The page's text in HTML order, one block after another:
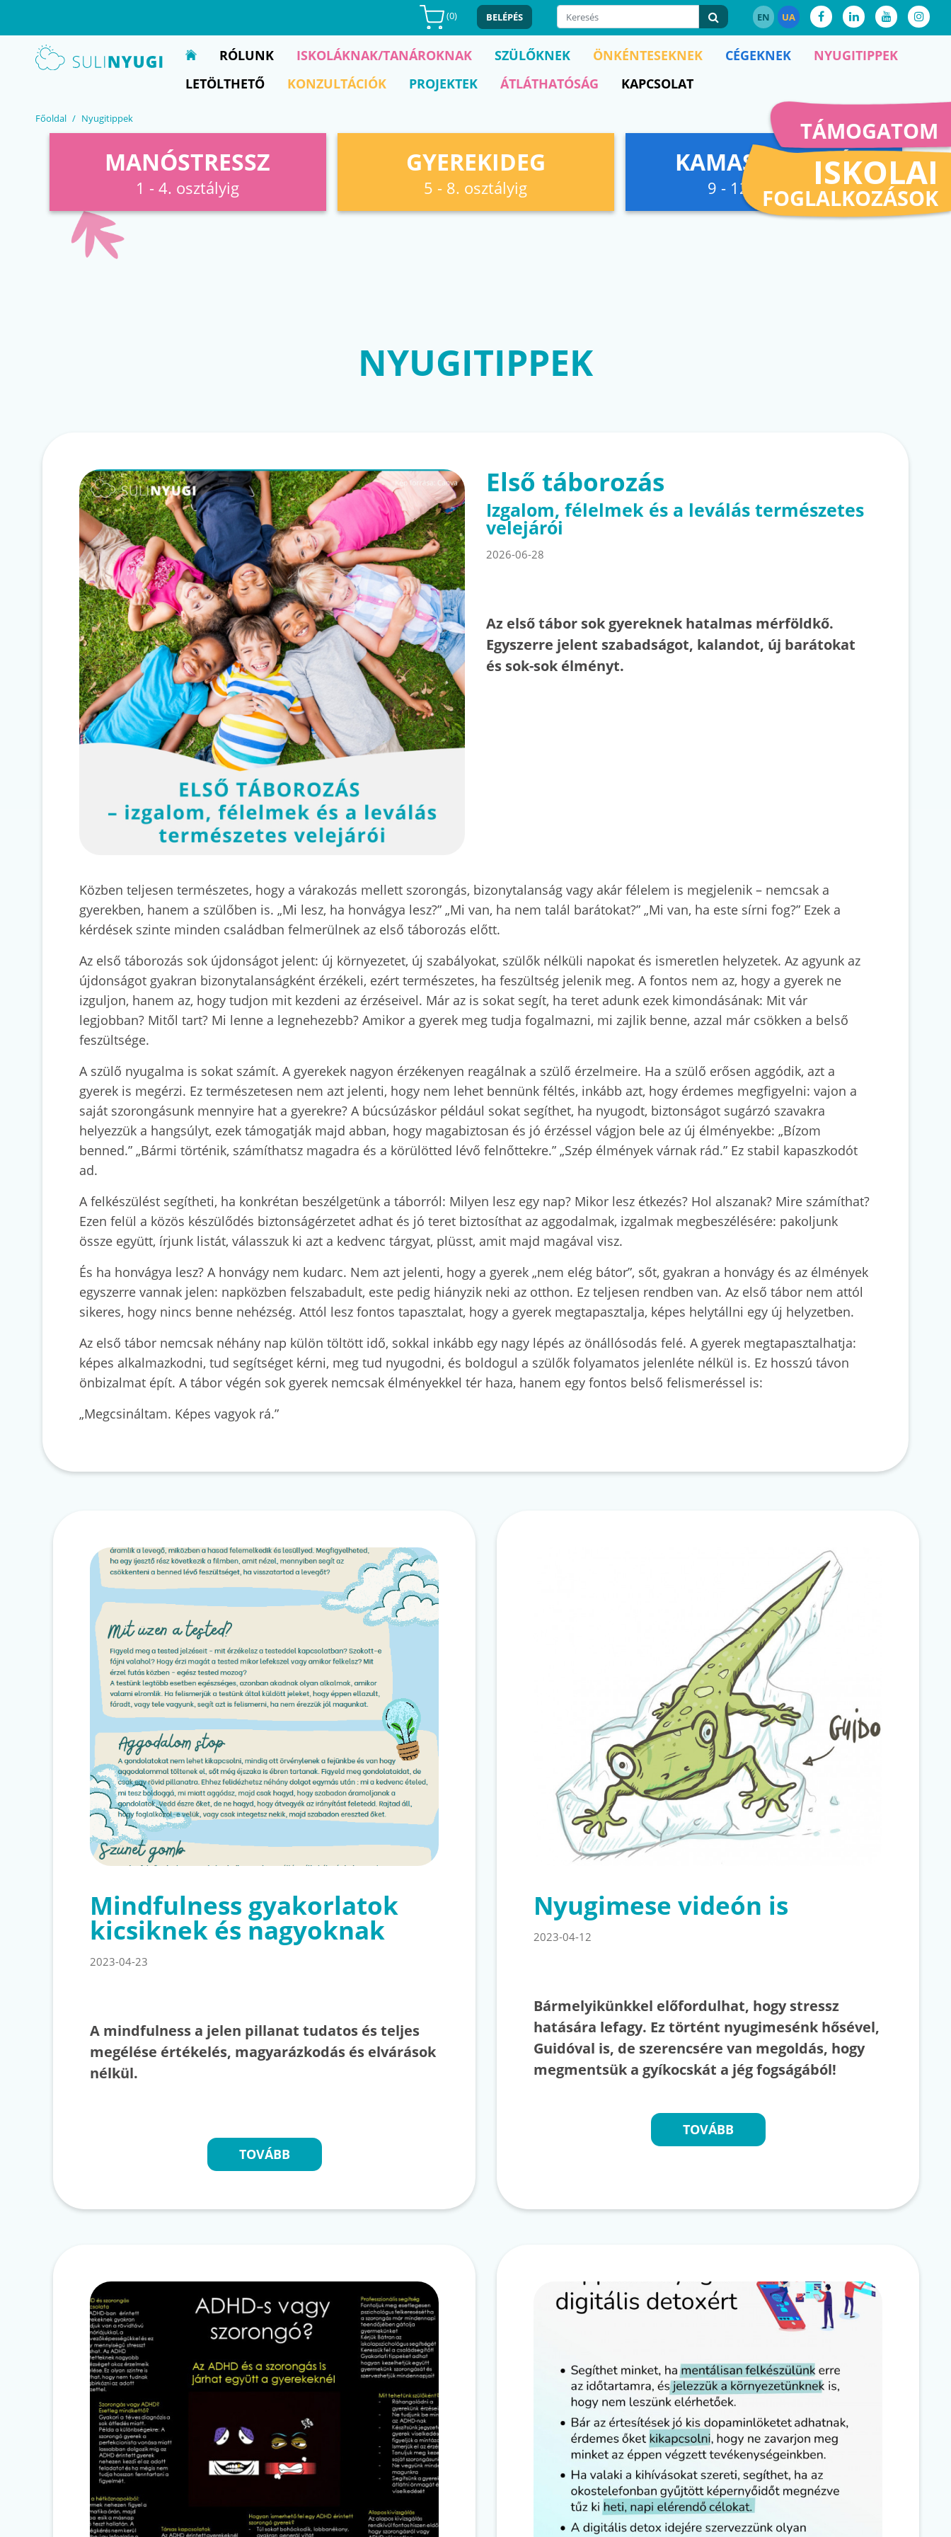
(0) BELÉPÉS EN UA
TÁMOGATOM
ISKOLAI
FOGLALKOZÁSOK
RÓLUNK ISKOLÁKNAK/TANÁROKNAK SZÜLŐKNEK ÖNKÉNTESEKNEK CÉGEKNEK
NYUGITIPPEK
LETÖLTHETŐ
KONZULTÁCIÓK PROJEKTEK ÁTLÁTHATÓSÁG KAPCSOLAT
Főoldal Nyugitippek
MANÓSTRESSZ
1 - 4. osztályig
GYEREKIDEG
5 - 8. osztályig
KAMASZFESZKÓ
9 - 12. osztályig
NYUGITIPPEK
Első táborozás
Izgalom, félelmek és a leválás természetes
velejárói
2026-06-28
Az első tábor sok gyereknek hatalmas mérföldkő.
Egyszerre jelent szabadságot, kalandot, új barátokat
és sok-sok élményt.
Közben teljesen természetes, hogy a várakozás mellett szorongás, bizonytalanság vagy akár félelem is megjelenik – nemcsak a
gyerekben, hanem a szülőben is. „Mi lesz, ha honvágya lesz?” „Mi van, ha nem talál barátokat?” „Mi van, ha este sírni fog?” Ezek a
kérdések szinte minden családban felmerülnek az első táborozás előtt.
Az első táborozás sok újdonságot jelent: új környezetet, új szabályokat, szülők nélküli napokat és ismeretlen helyzetek. Az agyunk az
újdonságot gyakran bizonytalanságként érzékeli, ezért természetes, ha feszültség jelenik meg. A fontos nem az, hogy a gyerek ne
izguljon, hanem az, hogy tudjon mit kezdeni az érzéseivel. Már az is sokat segít, ha teret adunk ezek kimondásának: Mit vár
legjobban? Mitől tart? Mi lenne a legnehezebb? Amikor a gyerek meg tudja fogalmazni, mi zajlik benne, azzal már csökken a belső
feszültsége.
A szülő nyugalma is sokat számít. A gyerekek nagyon érzékenyen reagálnak a szülő érzelmeire. Ha a szülő erősen aggódik, azt a
gyerek is megérzi. Ez természetesen nem azt jelenti, hogy nem lehet bennünk féltés, inkább azt, hogy érdemes megfigyelni: vajon a
saját szorongásunk mennyire hat a gyerekre? A búcsúzáskor például sokat segíthet, ha nyugodt, biztonságot sugárzó szavakra
helyezzük a hangsúlyt, ezek támogatják majd abban, hogy magabiztosan és jó érzéssel vágjon bele az új élményekbe: „Bízom
benned.” „Bármi történik, számíthatsz magadra és a körülötted lévő felnőttekre.” „Szép élmények várnak rád.” Ez stabil kapaszkodót
ad.
A felkészülést segítheti, ha konkrétan beszélgetünk a táborról: Milyen lesz egy nap? Mikor lesz étkezés? Hol alszanak? Mire számíthat?
Ezen felül a közös készülődés biztonságérzetet adhat és jó teret biztosíthat az aggodalmak, izgalmak megbeszélésére: pakoljunk
össze együtt, írjunk listát, válasszuk ki azt a kedvenc tárgyat, plüsst, amit majd magával visz.
És ha honvágya lesz? A honvágy nem kudarc. Nem azt jelenti, hogy a gyerek „nem elég bátor”, sőt, gyakran a honvágy és az élmények
egyszerre vannak jelen: napközben felszabadult, este pedig hiányzik neki az otthon. Ez teljesen rendben van. Az első tábor nem attól
sikeres, hogy nincs benne nehézség. Attól lesz fontos tapasztalat, hogy a gyerek megtapasztalja, képes helytállni egy új helyzetben.
Az első tábor nemcsak néhány nap külön töltött idő, sokkal inkább egy nagy lépés az önállósodás felé. A gyerek megtapasztalhatja:
képes alkalmazkodni, tud segítséget kérni, meg tud nyugodni, és boldogul a szülők folyamatos jelenléte nélkül is. Ez hosszú távon
önbizalmat épít. A tábor végén sok gyerek nemcsak élményekkel tér haza, hanem egy fontos belső felismeréssel is:
„Megcsináltam. Képes vagyok rá.”
Mindfulness gyakorlatok
kicsiknek és nagyoknak
2023-04-23
A mindfulness a jelen pillanat tudatos és teljes
megélése értékelés, magyarázkodás és elvárások
nélkül.
TOVÁBB
Nyugimese videón is
2023-04-12
Bármelyikünkkel előfordulhat, hogy stressz
hatására lefagy. Ez történt nyugimesénk hősével,
Guidóval is, de szerencsére van megoldás, hogy
megmentsük a gyíkocskát a jég fogságából!
TOVÁBB